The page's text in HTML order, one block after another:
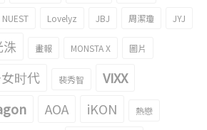
NUEST Lovelyz JBJ 周潔瓊 JYJ
畫報 MONSTA X 圖片
时代 裴秀智 VIXX
AOA iKON 熱戀